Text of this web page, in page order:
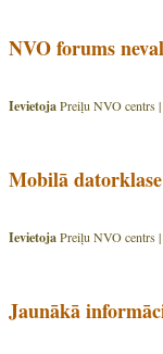
NVO forums
IevietojaPreiļu NVO centrs |
Mobilā
IevietojaPreiļu NVO centrs |
Jaunākā